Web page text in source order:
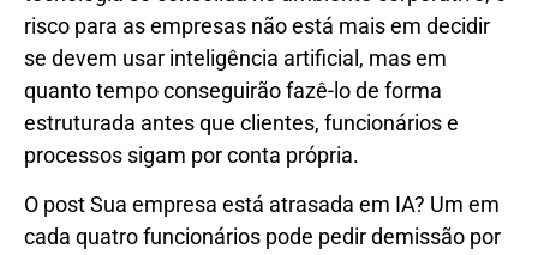
risco para as empresas não está mais em decidir
se devem usar inteligência artificial, mas em
quanto tempo conseguirão fazê-lo de forma
estruturada antes que clientes, funcionários e
processos sigam por conta própria.
O post Sua empresa está atrasada em IA? Um em
cada quatro funcionários pode pedir demissão por